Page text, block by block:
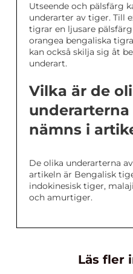
Utseende och pälsfärg
underarter av tiger. Till
tigrar en ljusare
orangea bengaliska
kan också skilja sig åt
underart.
Vilka är de
nämns i
De olika underarterna
artikeln är Bengalisk
indokinesisk tiger,
och amurtiger.
Läs fler